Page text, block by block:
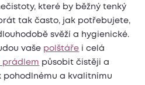
které by běžný tenký
tak často, jak potřebujete,
svěží a hygienické.
vaše polštáře i celá
prádlem působit čistěji a
pohodlnému a kvalitnímu